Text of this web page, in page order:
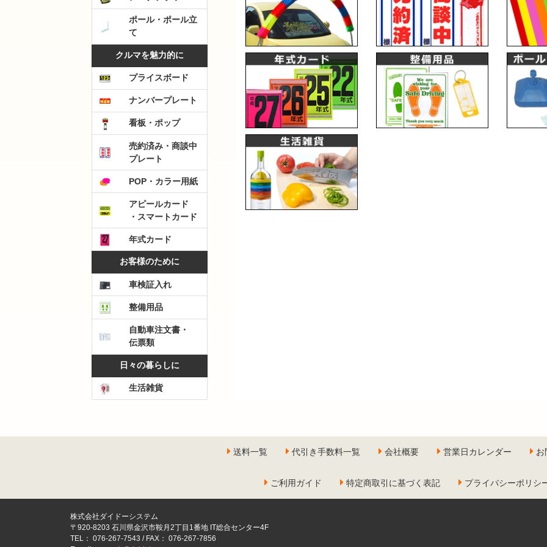
ポール・ポール立
て
クルマを魅力的に
プライスボード
ナンバープレート
看板・ポップ
売約済み・商談中
プレート
POP・カラー用紙
アピールカード
・スマートカード
年式カード
お客様のために
車検証入れ
整備用品
自動車注文書・
伝票類
日々の暮らしに
生活雑貨
送料一覧 代引き手数料一覧 会社概要 営業日カレンダー お
ご利用ガイド 特定商取引に基づく表記 プライバシーポリシ
株式会社ダイドーシステム
〒920-8203 石川県金沢市鞍月2丁目1番地 IT総合センター4F
TEL： 076-267-7543 / FAX： 076-267-7856